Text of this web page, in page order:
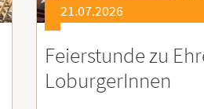
21.07.2026
Soziales
Ruanda – Wir sind